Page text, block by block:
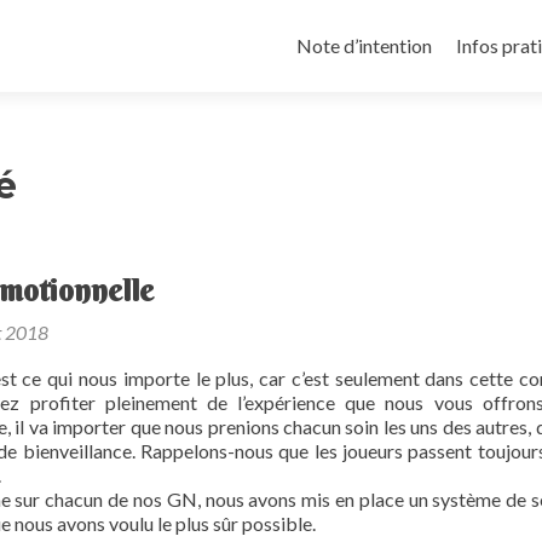
au
Note d’intention Infos
2018
ce qui nous importe le plus, car c’est seulement dans cette
profiter pleinement de l’expérience que nous vous
il va importer que nous prenions chacun soin les uns des autres,
bienveillance. Rappelons-nous que les joueurs passent
sur chacun de nos GN, nous avons mis en place un système de
nous avons voulu le plus sûr possible.